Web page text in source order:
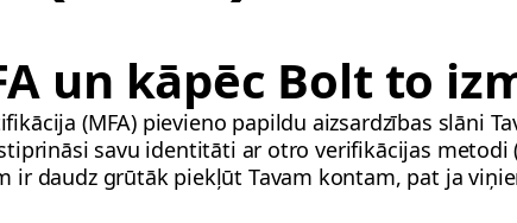
un kāpēc Bolt to
(MFA) pievieno papildu aizsardzības slāni
savu identitāti ar otro verifikācijas metodi
ir daudz grūtāk piekļūt Tavam kontam, pat ja